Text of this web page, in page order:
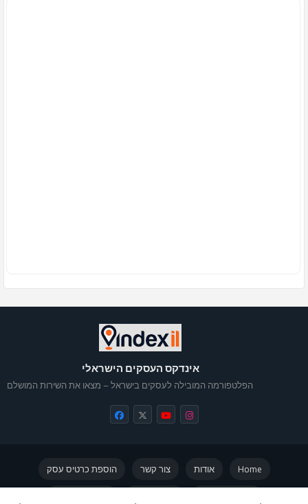
אינדקס העסקים הישראלי
הפלטפורמה המובילה לעסקים בישראל – מצאו את השירות המושלם
Home אודות צור קשר
הוספת כרטיס עסק